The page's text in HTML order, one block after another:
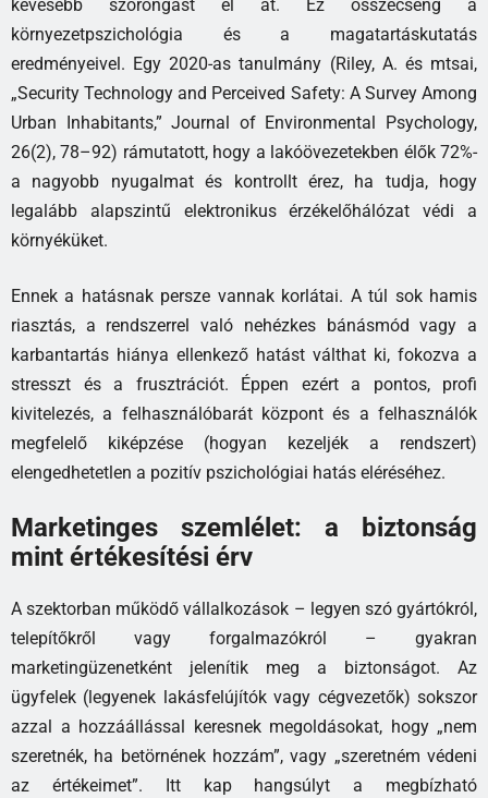
kevesebb szorongást él át. Ez összecseng a
környezetpszichológia és a magatartáskutatás
eredményeivel. Egy 2020-as tanulmány (Riley, A. és mtsai,
„Security Technology and Perceived Safety: A Survey Among
Urban Inhabitants,” Journal of Environmental Psychology,
26(2), 78–92) rámutatott, hogy a lakóövezetekben élők 72%-
a nagyobb nyugalmat és kontrollt érez, ha tudja, hogy
legalább alapszintű elektronikus érzékelőhálózat védi a
környéküket.
Ennek a hatásnak persze vannak korlátai. A túl sok hamis
riasztás, a rendszerrel való nehézkes bánásmód vagy a
karbantartás hiánya ellenkező hatást válthat ki, fokozva a
stresszt és a frusztrációt. Éppen ezért a pontos, profi
kivitelezés, a felhasználóbarát központ és a felhasználók
megfelelő kiképzése (hogyan kezeljék a rendszert)
elengedhetetlen a pozitív pszichológiai hatás eléréséhez.
Marketinges szemlélet: a biztonság
mint értékesítési érv
A szektorban működő vállalkozások – legyen szó gyártókról,
telepítőkről vagy forgalmazókról – gyakran
marketingüzenetként jelenítik meg a biztonságot. Az
ügyfelek (legyenek lakásfelújítók vagy cégvezetők) sokszor
azzal a hozzáállással keresnek megoldásokat, hogy „nem
szeretnék, ha betörnének hozzám”, vagy „szeretném védeni
az értékeimet”. Itt kap hangsúlyt a megbízható